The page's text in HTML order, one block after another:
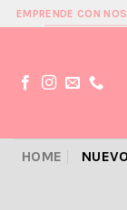
Skip
EMPRENDE CON
HOME